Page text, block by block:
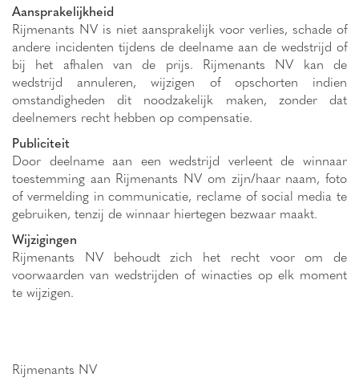
Aansprakelijkheid
Rijmenants NV is niet aansprakelijk voor verlies, schade of
andere incidenten tijdens de deelname aan de wedstrijd of
bij het afhalen van de prijs. Rijmenants NV kan de
wedstrijd annuleren, wijzigen of opschorten indien
omstandigheden dit noodzakelijk maken, zonder dat
deelnemers recht hebben op compensatie.
Publiciteit
Door deelname aan een wedstrijd verleent de winnaar
toestemming aan Rijmenants NV om zijn/haar naam, foto
of vermelding in communicatie, reclame of social media te
gebruiken, tenzij de winnaar hiertegen bezwaar maakt.
Wijzigingen
Rijmenants NV behoudt zich het recht voor om de
voorwaarden van wedstrijden of winacties op elk moment
te wijzigen.
Rijmenants NV